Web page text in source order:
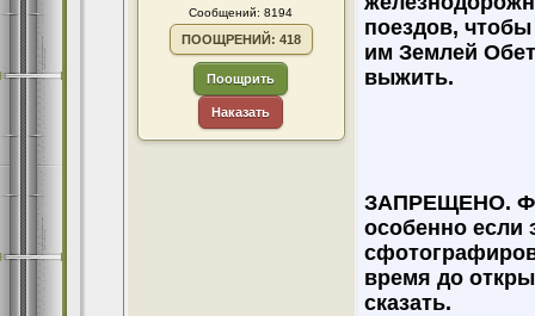
Сообщений: 8194
ПООЩРЕНИЙ: 418
Поощрить
Наказать
поездов, чтобы
им Землей
выжить.
ЗАПРЕЩЕНО.
особенно если
время до
сказать.